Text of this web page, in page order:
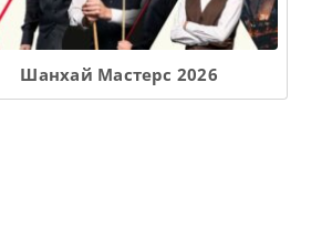
Шанхай Мастерс 2026